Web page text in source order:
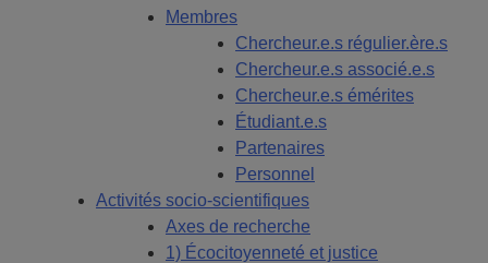
Membres
Chercheur.e.s régulier.ère.s
Chercheur.e.s associé.e.s
Chercheur.e.s émérites
Étudiant.e.s
Partenaires
Personnel
Activités socio-scientifiques
Axes de recherche
1) Écocitoyenneté et justice